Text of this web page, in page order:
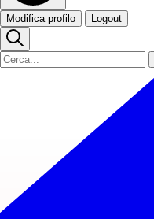
Modifica profilo Logout